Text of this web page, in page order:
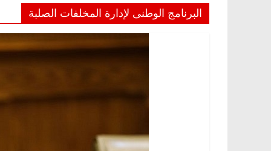
متابعة قضية
قرينة البراءة
حق أصيل
هي
الدرب
البرنامج الوطنى لإدارة المخلفات الصلبة